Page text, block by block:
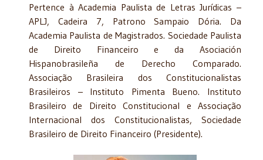
Pertence à Academia Paulista de Letras Jurídicas –
APLJ, Cadeira 7, Patrono Sampaio Dória. Da
Academia Paulista de Magistrados. Sociedade Paulista
de Direito Financeiro e da Asociación
Hispanobrasileña de Derecho Comparado.
Associação Brasileira dos Constitucionalistas
Brasileiros – Instituto Pimenta Bueno. Instituto
Brasileiro de Direito Constitucional e Associação
Internacional dos Constitucionalistas, Sociedade
Brasileiro de Direito Financeiro (Presidente).